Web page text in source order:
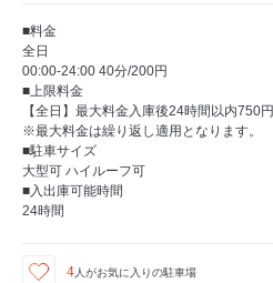
■料金
全日
00:00-24:00 40分/200円
■上限料金
【全日】最大料金入庫後24時間以内750円
※最大料金は繰り返し適用となります。
■駐車サイズ
大型可 ハイルーフ可
■入出庫可能時間
24時間
4人がお気に入りの駐車場